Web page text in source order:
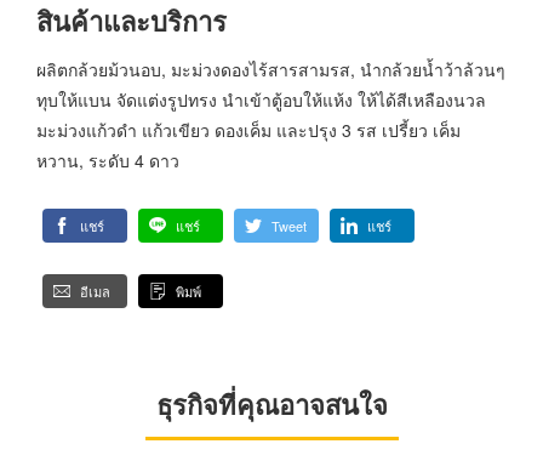
สินค้าและบริการ
ผลิตกล้วยม้วนอบ, มะม่วงดองไร้สารสามรส, นำกล้วยน้ำว้าล้วนๆ
ทุบให้แบน จัดแต่งรูปทรง นำเข้าตู้อบให้แห้ง ให้ได้สีเหลืองนวล
มะม่วงแก้วดำ แก้วเขียว ดองเค็ม และปรุง 3 รส เปรี้ยว เค็ม
หวาน, ระดับ 4 ดาว
แชร์ แชร์ Tweet แชร์
อีเมล พิมพ์
ธุรกิจที่คุณอาจสนใจ